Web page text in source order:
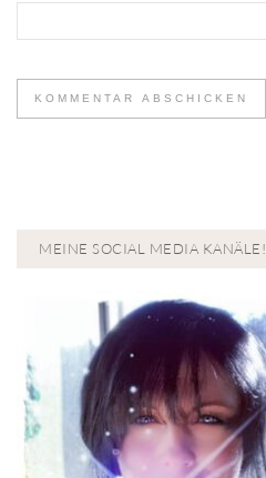
MEINE SOCIAL MEDIA KANÄLE!